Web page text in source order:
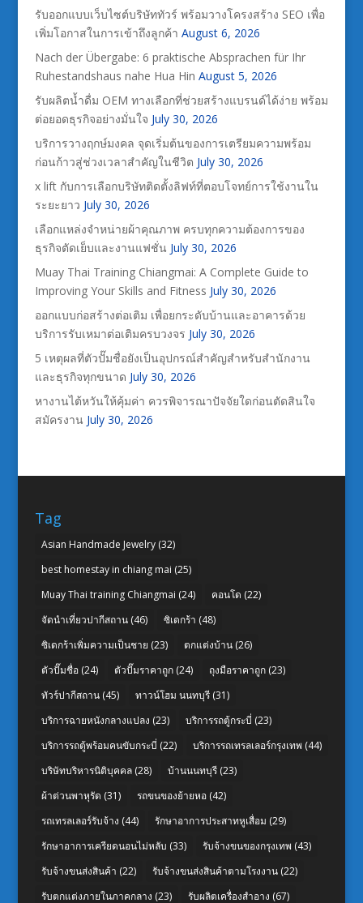
รับออกแบบเว็บไซต์บริษัททัวร์ พร้อมวางโครงสร้าง SEO เพื่อ
เพิ่มโอกาสในการเข้าถึงลูกค้า August 6, 2026
Nach der Übergabe: 6 praktische Absprachen für Ihr
Ruhestandshaus nahe Hua Hin August 5, 2026
รับผลิตน้ำดื่ม OEM ทางเลือกที่ช่วยสร้างแบรนด์ได้ง่าย พร้อม
ต่อยอดธุรกิจอย่างมั่นใจ July 30, 2026
บริการวางฤกษ์มงคล จุดเริ่มต้นของการเตรียมความพร้อม
ก่อนก้าวสู่ช่วงเวลาสำคัญในชีวิต July 30, 2026
x lift กับการเลือกบริษัทติดตั้งลิฟท์ที่ตอบโจทย์การใช้งานใน
ระยะยาว July 30, 2026
เลือกแหล่งจำหน่ายผ้าคุณภาพ ครบทุกความต้องการของ
ธุรกิจตัดเย็บและงานแฟชั่น July 30, 2026
Muay Thai Training Chiangmai: A Complete Guide to
Improving Your Skills and Fitness July 30, 2026
ออกแบบก่อสร้างต่อเติม เพื่อยกระดับบ้านและอาคารด้วย
บริการรับเหมาต่อเติมครบวงจร July 30, 2026
5 เหตุผลที่ตัวปั๊มชื่อยังเป็นอุปกรณ์สำคัญสำหรับสำนักงาน
และธุรกิจทุกขนาด July 30, 2026
หางานไต้หวันให้คุ้มค่า ควรพิจารณาปัจจัยใดก่อนตัดสินใจ
สมัครงาน July 30, 2026
Tag
Asian Handmade Jewelry(32)
best homestay in chiang mai (25)
Muay Thai training Chiangmai (24) คอนโด (22)
จัดนำเที่ยวปากีสถาน(46) ซิเดกร้า (48)
ซิเดกร้าเพิ่มความเป็นชาย (23) ตกแต่งบ้าน(26)
ตัวปั๊มชื่อ(24) ตัวปั๊มราคาถูก(24) ถุงมือราคาถูก(23)
ทัวร์ปากีสถาน(45) ทาวน์โฮม นนทบุรี(31)
บริการฉายหนังกลางแปลง (23) บริการรถตู้กระบี่ (23)
บริการรถตู้พร้อมคนขับกระบี่ (22) บริการรถเทรลเลอร์กรุงเทพ (44)
บริษัทบริหารนิติบุคคล(28) บ้านนนทบุรี(23)
ผ้าต่วนพาหุรัด (31) รถขนของย้ายหอ(42)
รถเทรลเลอร์รับจ้าง (44) รักษาอาการประสาทหูเสื่อม (29)
รักษาอาการเครียดนอนไม่หลับ (33) รับจ้างขนของกรุงเทพ (43)
รับจ้างขนส่งสินค้า (22) รับจ้างขนส่งสินค้าตามโรงงาน(22)
รับตกแต่งภายในภาคกลาง (23) รับผลิตเครื่องสำอาง (67)